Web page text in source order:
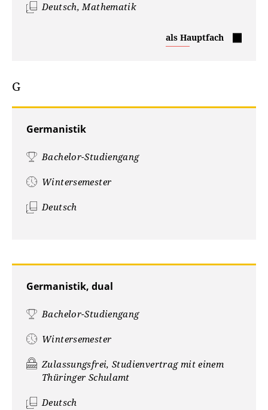
Deutsch, Mathematik
Förder-
und
als Hauptfach
G
Germanistik
Bachelor-Studiengang
Wintersemester
Deutsch
Germanistik, dual
Bachelor-Studiengang
Wintersemester
Zulassungsfrei, Studienvertrag mit einem
Thüringer Schulamt
Deutsch